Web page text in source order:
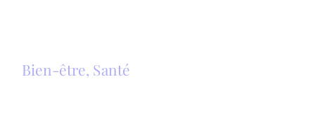
Bien-être, Santé